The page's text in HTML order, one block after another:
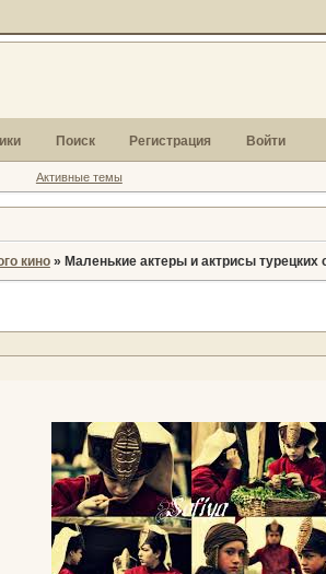
Поиск Регистрация Войти
Активные темы
кино » Маленькие актеры и актрисы турецких